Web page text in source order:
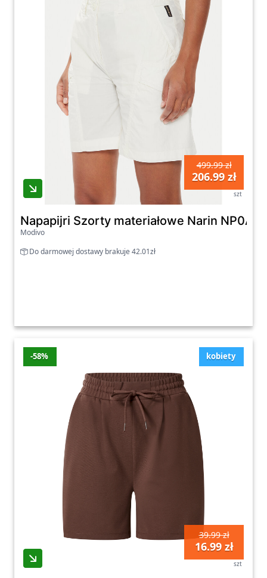
aktywności sportowej, dopasowane do
Twojego stylu i preferencji. Sprawdź naszą
kategorię Krótkie spodenki i ciesz się
komfortem i swobodą podczas treningów i
aktywności na świeżym powietrzu.
499.99 zł
206.99 zł
szt
Napapijri Szorty materiałowe Narin
Modivo
Do darmowej dostawy brakuje 42.01zł
kobiety
-58%
39.99 zł
16.99 zł
szt